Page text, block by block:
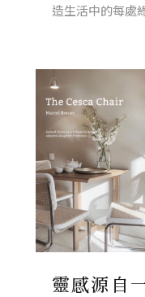
造生活中的每處
靈感源自